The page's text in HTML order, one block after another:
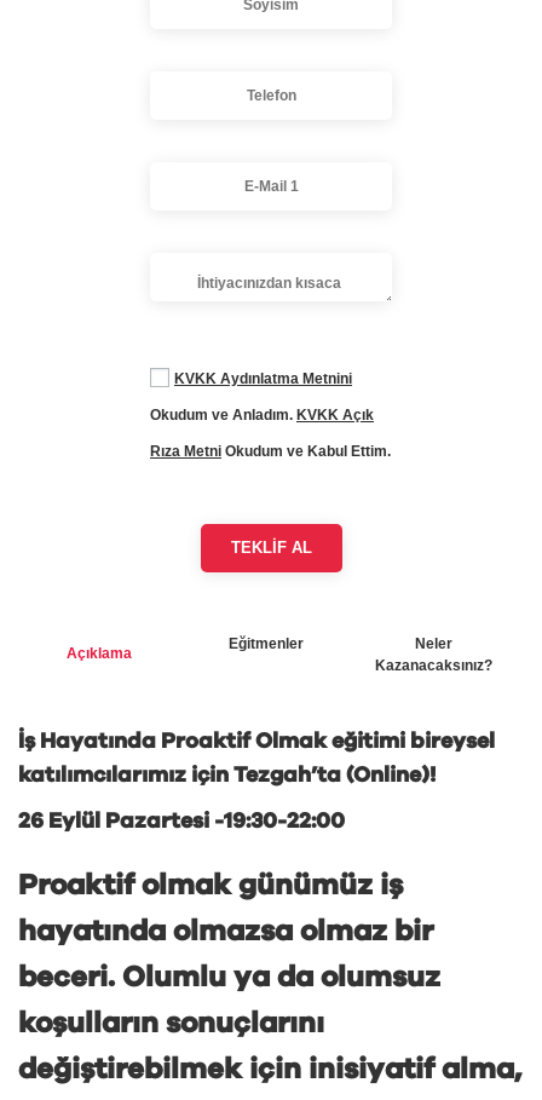
KVKK Aydınlatma Metnini
Okudum ve Anladım. KVKK Açık
Rıza Metni Okudum ve Kabul Ettim.
Açıklama
Eğitmenler
Neler
Kazanacaksınız?
İş Hayatında Proaktif Olmak eğitimi bireysel
katılımcılarımız için Tezgah’ta (Online)!
26 Eylül Pazartesi -19:30-22:00
Proaktif olmak günümüz iş
hayatında olmazsa olmaz bir
beceri. Olumlu ya da olumsuz
koşulların sonuçlarını
değiştirebilmek için inisiyatif alma,